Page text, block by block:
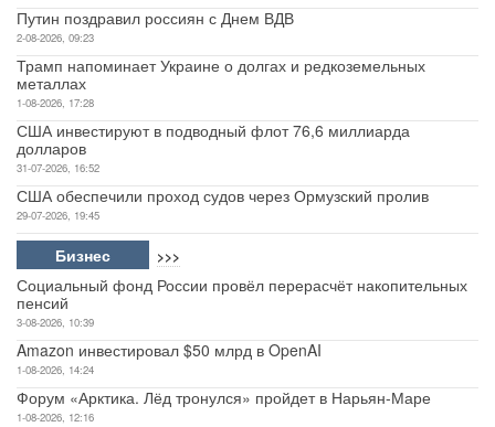
Путин поздравил россиян с Днем ВДВ
2-08-2026, 09:23
Трамп напоминает Украине о долгах и редкоземельных
металлах
1-08-2026, 17:28
США инвестируют в подводный флот 76,6 миллиарда
долларов
31-07-2026, 16:52
США обеспечили проход судов через Ормузский пролив
29-07-2026, 19:45
Бизнес >>>
Социальный фонд России провёл перерасчёт накопительных
пенсий
3-08-2026, 10:39
Amazon инвестировал $50 млрд в OpenAI
1-08-2026, 14:24
Форум «Арктика. Лёд тронулся» пройдет в Нарьян-Маре
1-08-2026, 12:16